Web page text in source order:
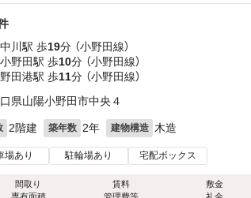
川駅 歩19分 （小野田線）
野田駅 歩10分 （小野田線）
田港駅 歩11分 （小野田線）
県山陽小野田市中央４
2階建 築年数 2年 建物構造 木造
場あり 駐輪場あり 宅配ボックス
間取り
専有面積
賃料
管理費等
敷金
礼金